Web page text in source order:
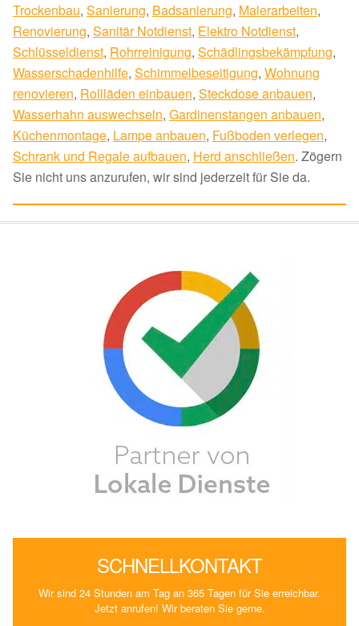
Trockenbau, Sanierung, Badsanierung, Malerarbeiten,
Renovierung, Sanitär Notdienst, Elektro Notdienst,
Schlüsseldienst, Rohrreinigung, Schädlingsbekämpfung,
Wasserschadenhilfe, Schimmelbeseitigung, Wohnung
renovieren, Rollläden einbauen, Steckdose anbauen,
Wasserhahn auswechseln, Gardinenstangen anbauen,
Küchenmontage, Lampe anbauen, Fußboden verlegen,
Schrank und Regale aufbauen, Herd anschließen. Zögern
Sie nicht uns anzurufen, wir sind jederzeit für Sie da.
SCHNELLKONTAKT
Wir sind 24 Stunden am Tag an 365 Tagen für Sie erreichbar.
Jetzt anrufen! Wir beraten Sie gerne.